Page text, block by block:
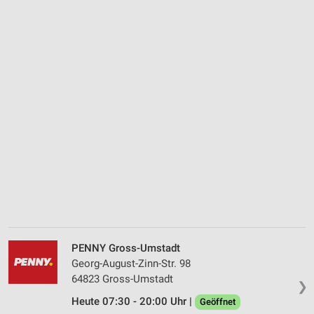
❯
PENNY Gross-Umstadt
Georg-August-Zinn-Str. 98
64823 Gross-Umstadt
Heute 07:30 - 20:00 Uhr |
Geöffnet